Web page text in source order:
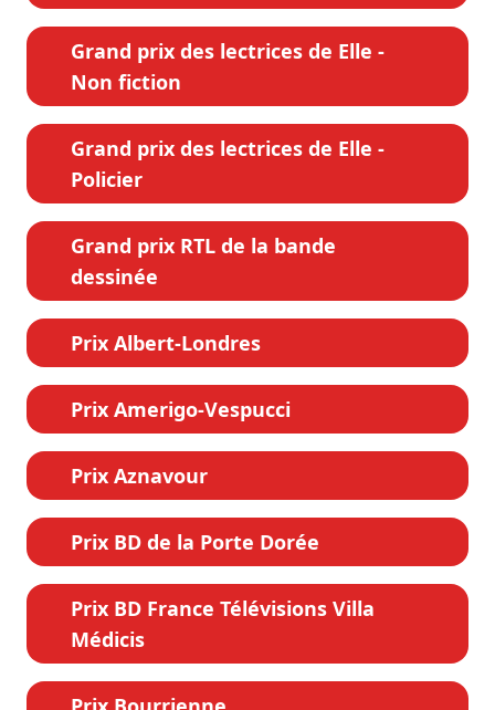
Grand prix des lectrices de Elle -
Non fiction
Grand prix des lectrices de Elle -
Policier
Grand prix RTL de la bande
dessinée
Prix Albert-Londres
Prix Amerigo-Vespucci
Prix Aznavour
Prix BD de la Porte Dorée
Prix BD France Télévisions Villa
Médicis